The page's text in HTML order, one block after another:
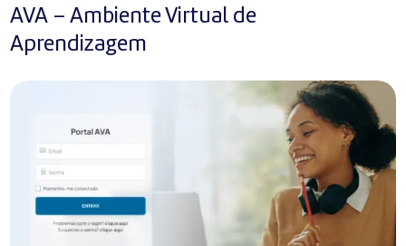
AVA – Ambiente Virtual de
Aprendizagem